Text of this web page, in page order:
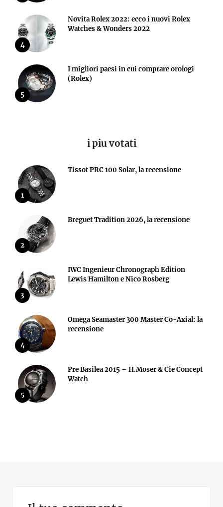
4
Novita Rolex 2022: ecco i nuovi Rolex
Watches & Wonders 2022
5
I migliori paesi in cui comprare orologi
(Rolex)
i piu votati
1
Tissot PRC 100 Solar, la recensione
2
Breguet Tradition 2026, la recensione
3
IWC Ingenieur Chronograph Edition
Lewis Hamilton e Nico Rosberg
4
Omega Seamaster 300 Master Co-Axial: la
recensione
5
Pre Basilea 2015 – H.Moser & Cie Concept
Watch